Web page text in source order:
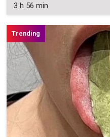
3 h 56 min